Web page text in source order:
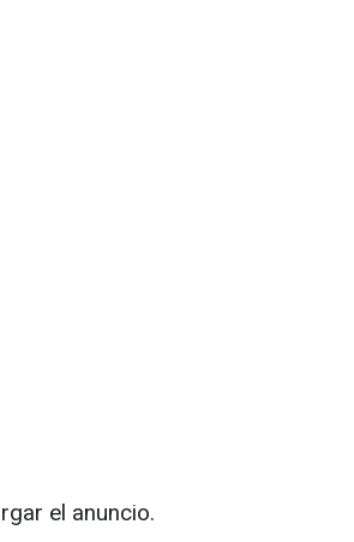
el anuncio.